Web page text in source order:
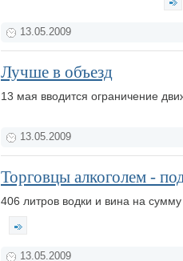
13.05.2009
Лучше в объезд
13 мая вводится ограничение
13.05.2009
Торговцы алкоголем -
406 литров водки и вина на
13.05.2009